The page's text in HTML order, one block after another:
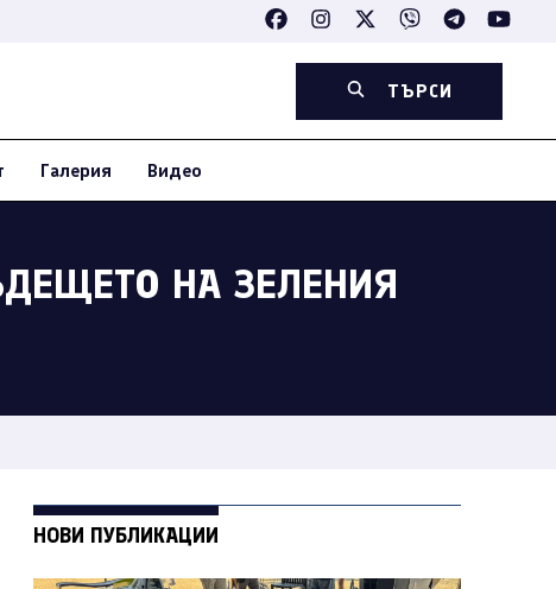
ТЪРСИ
Галерия Видео
НА ЗЕЛЕНИЯ
НОВИ ПУБЛИКАЦИИ